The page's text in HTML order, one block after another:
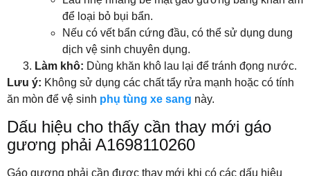
để loại bỏ bụi bẩn.
Nếu có vết bẩn cứng đầu, có thể sử dụng dung
dịch vệ sinh chuyên dụng.
Làm khô: Dùng khăn khô lau lại để tránh đọng nước.
Lưu ý: Không sử dụng các chất tẩy rửa mạnh hoặc có tính
ăn mòn để vệ sinh phụ tùng xe sang này.
Dấu hiệu cho thấy cần thay mới gáo
gương phải A1698110260
Gáo gương phải cần được thay mới khi có các dấu hiệu